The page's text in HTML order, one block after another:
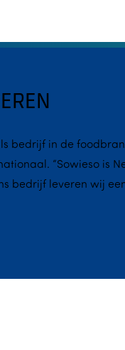
bedrijf in de
“Sowieso is
bedrijf leveren wij